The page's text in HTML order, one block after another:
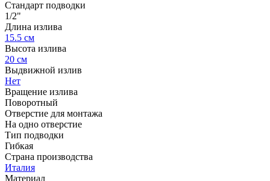
Стандарт подводки
1/2"
Длина излива
15.5 см
Высота излива
20 см
Выдвижной излив
Нет
Вращение излива
Поворотный
Отверстие для монтажа
На одно отверстие
Тип подводки
Гибкая
Страна производства
Италия
Материал